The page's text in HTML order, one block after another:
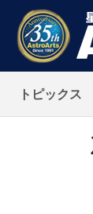
トピックス